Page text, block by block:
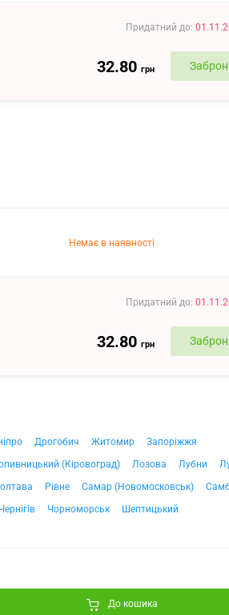
Придатний до:
32.80 грн
Немає в наявності
Придатний до:
32.80 грн
Дрогобич Житомир
Запоріжжя
(Кіровоград) Лозова Лубни
Рівне Самар (Новомосковськ)
Чорноморськ Шептицький
До кошика